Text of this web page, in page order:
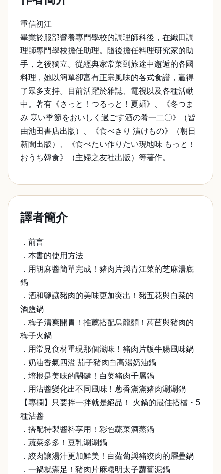
重信初江
畢業於服部營養專門學校的調理師科後，在織田調
理師專門學校擔任助理。隨後擔任料理研究家的助
手，之後獨立。從經典家常菜到旅途中邂逅的各國
料理，她以簡單卻富有正宗風味的各式食譜，贏得
了眾多支持。目前活躍於雜誌、電視以及各種活動
中。著有《さっと！つるっと！夏麺》、《冬つま
み 寒い季節をおいしく過ごす酒の肴一二〇》（皆
由池田書店出版）、《食べきり 漬けもの》（朝日
新聞出版）、《食べたい作りたい現地味 もっと！
おうち韓食》（主婦之友社出版）等著作。
譯者簡介
．前言
．本書的使用方法
．用胡麻醬簡單完成！豬肉片與青江菜的芝麻湯底
鍋
．酒和鹽讓豬肉的美味更加突出！豬五花與白菜的
酒鹽鍋
．梅子清爽開胃！推薦搭配烏龍麵！萵苣與豬肉的
梅子火鍋
．用常見食材重現那個滋味！豬肉片版牛腸風味鍋
．奶油香氣四溢 茄子豬肉白高湯奶油鍋
．培根是美味的關鍵！白菜豬肉千層鍋
．用沾醬變化出不同風味！蔥香滿滿豬肉涮涮鍋
【專欄】只要拌一拌就是絕品！ 火鍋的最佳搭檔・5
種沾醬
．搭配特製醬料享用！彩色蔬菜酒蒸鍋
．蔬菜多多！豆乳涮涮鍋
．絞肉讓湯汁更加鮮美！白蘿蔔與豬絞肉的層疊鍋
．一鍋就滿足！豬肉片麻糬明太子蘿蔔泥鍋